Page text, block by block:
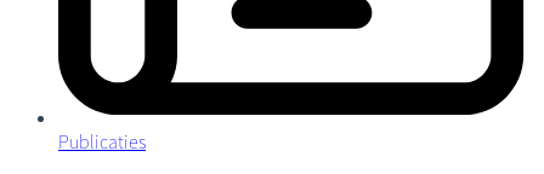
Publicaties